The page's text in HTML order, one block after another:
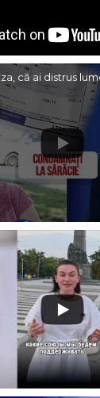
că ai distrus